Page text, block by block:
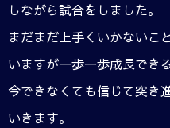
しながら試合をしました。
まだまだ上手くいかないこ
いますが一歩一歩成長でき
今できなくても信じて突き
いきます。